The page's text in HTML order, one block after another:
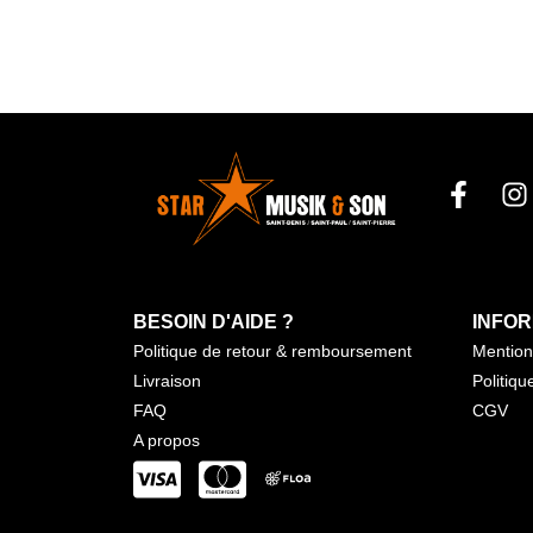
BESOIN D'AIDE ?
Politique de retour & remboursement
Livraison
FAQ
A propos
CGV